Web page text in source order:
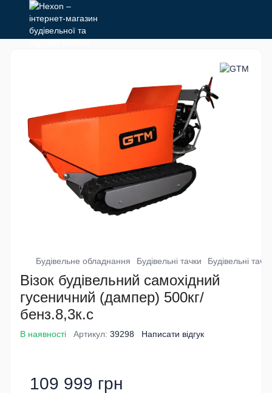
Будівельне обладнання Будівельні тачки Будівельні
Візок будівельний самохідний
гусеничний (дампер) 500кг/
бенз.8,3к.с
В наявності Артикул: 39298 Написати відгук
109 999 грн